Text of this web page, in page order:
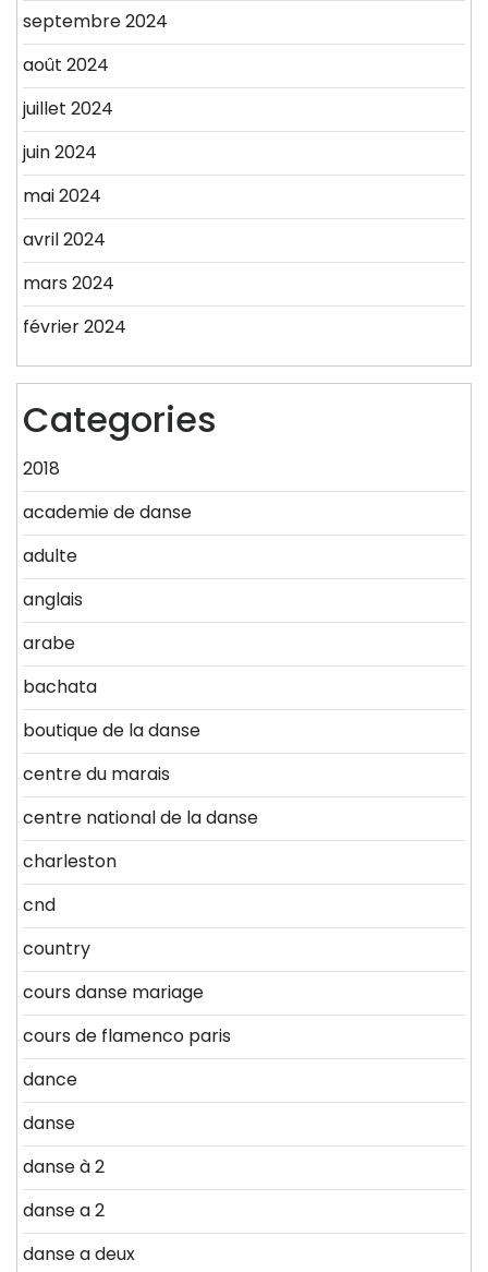
septembre 2024
août 2024
juillet 2024
juin 2024
mai 2024
avril 2024
mars 2024
février 2024
Categories
2018
academie de danse
adulte
anglais
arabe
bachata
boutique de la danse
centre du marais
centre national de la danse
charleston
cnd
country
cours danse mariage
cours de flamenco paris
dance
danse
danse à 2
danse a 2
danse a deux